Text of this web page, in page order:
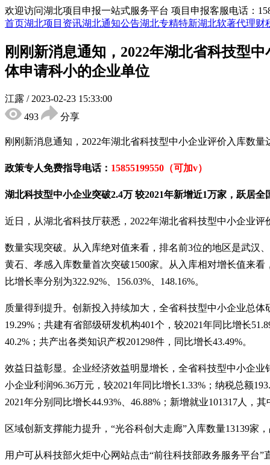
欢迎访问湖北项目申报一站式服务平台 项目申报客服电话：
首页湖北项目资讯湖北通知公告湖北专精特新湖北软著代理财
刚刚新消息通知，2022年湖北省科技型
体申请科小的企业单位
江露 / 2023-02-23 15:33:00
493
分享
刚刚新消息通知， 2022年湖北省科技型中小企业评价入库数量
政策专人免费指导电话： 15855199550（可加v）
湖北科技型中小企业突破2.4万 较2021年新增近1万家，跃居全
近日，从湖北省科技厅获悉， 2022年湖北省科技型中小企业评
数量实现突破。从入库绝对值来看，排名前3位的地区是武汉
黄石、孝感入库数量首次突破1500家。从入库相对增长值来看
比增长率分别为322.92% 156.03% 148.16%。
质量得到提升。创新投入持续加大，全省科技型中小企业总体
19.29% ；共建有省部级研发机构401个，较2021年同比增长
40.2% ；共产出各类知识产权201298件，同比增长43.49%。
效益日益彰显。企业经济效益明显增长，全省科技型中小企业
小企业利润96.36万元，较2021年同比增长1.33% ；纳税总额
2021年分别同比增长44.93% 46.88% ；新增就业101317人，其
区域创新支撑能力提升， “光谷科创大走廊”入库数量13139家
用户可从科技部火炬中心网站点击“前往科技部政务服务平台”